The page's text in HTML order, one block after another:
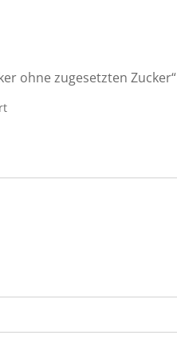
ohne zugesetzten Zucker“